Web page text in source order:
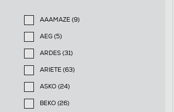
AAAMAZE (9)
Filtra per Marca: AAAMAZE
AEG (5)
Filtra per Marca: AEG
ARDES (31)
Filtra per Marca: ARDES
ARIETE (63)
Filtra per Marca: ARIETE
ASKO (24)
Filtra per Marca: ASKO
BEKO (26)